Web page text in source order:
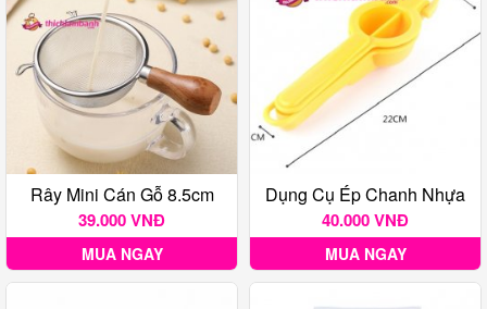
Rây Mini Cán Gỗ 8.5cm
39.000 VNĐ
MUA NGAY
Dụng Cụ Ép Chanh Nhựa
40.000 VNĐ
MUA NGAY